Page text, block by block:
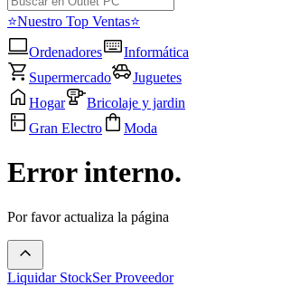
⭐Nuestro Top Ventas⭐
Ordenadores
Informática
Supermercado
Juguetes
Hogar
Bricolaje y jardin
Gran Electro
Moda
Error interno.
Por favor actualiza la página
Liquidar StockSer Proveedor